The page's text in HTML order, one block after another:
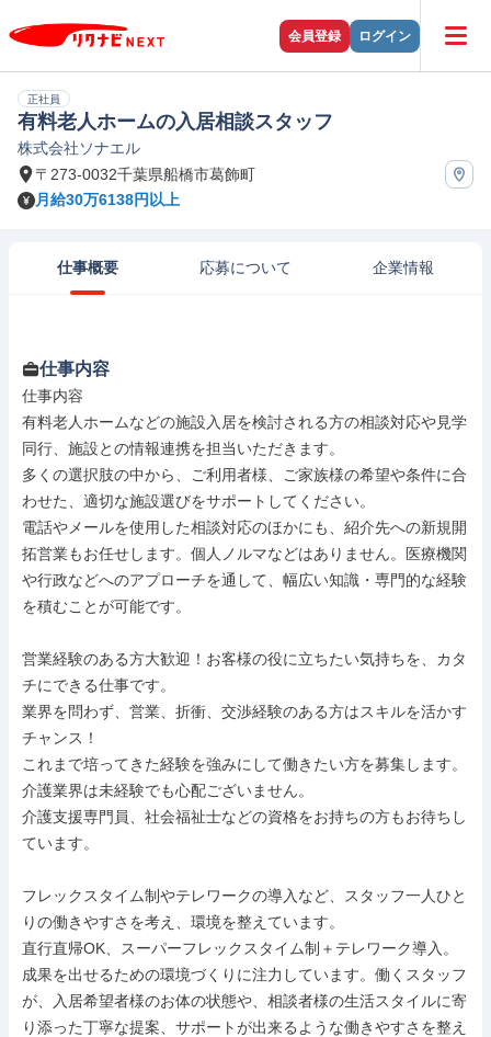
会員登録 ログイン
正社員
有料老人ホームの入居相談スタッフ
株式会社ソナエル
〒273-0032千葉県船橋市葛飾町
月給30万6138円以上
仕事概要 応募について 企業情報
仕事内容
仕事内容
有料老人ホームなどの施設入居を検討される方の相談対応や見学
同行、施設との情報連携を担当いただきます。
多くの選択肢の中から、ご利用者様、ご家族様の希望や条件に合
わせた、適切な施設選びをサポートしてください。
電話やメールを使用した相談対応のほかにも、紹介先への新規開
拓営業もお任せします。個人ノルマなどはありません。医療機関
や行政などへのアプローチを通して、幅広い知識・専門的な経験
を積むことが可能です。
営業経験のある方大歓迎！お客様の役に立ちたい気持ちを、カタ
チにできる仕事です。
業界を問わず、営業、折衝、交渉経験のある方はスキルを活かす
チャンス！
これまで培ってきた経験を強みにして働きたい方を募集します。
介護業界は未経験でも心配ございません。
介護支援専門員、社会福祉士などの資格をお持ちの方もお待ちし
ています。
フレックスタイム制やテレワークの導入など、スタッフ一人ひと
りの働きやすさを考え、環境を整えています。
直行直帰OK、スーパーフレックスタイム制＋テレワーク導入。
成果を出せるための環境づくりに注力しています。働くスタッフ
が、入居希望者様のお体の状態や、相談者様の生活スタイルに寄
り添った丁寧な提案、サポートが出来るような働きやすさを整え